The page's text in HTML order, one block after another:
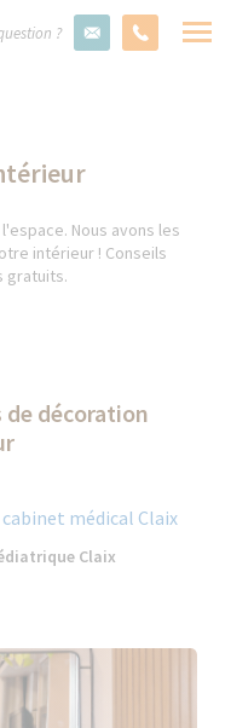
?
Nous avons les
intérieur ! Conseils
gratuits.
décoration
Claix